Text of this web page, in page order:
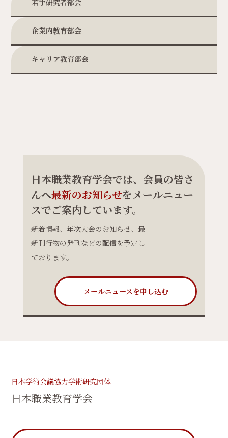
若手研究者部会
企業内教育部会
キャリア教育部会
日本職業教育学会では、会員の皆さ
んへ最新のお知らせをメールニュー
スでご案内しています。
新着情報、年次大会のお知らせ、最
新刊行物の発刊などの配信を予定し
ております。
メールニュースを申し込む
日本学術会議協力学術研究団体
日本職業教育学会